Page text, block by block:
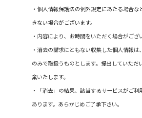
・個人情報保護法の例外規定にあたる場合な
きない場合がございます。
・内容により、お時間をいただく場合がござ
・消去の請求にともない収集した個人情報
のみで取扱うものとします。提出していただ
棄いたします。
・「消去」の結果、該当するサービスがご利
あります。あらかじめご了承下さい。